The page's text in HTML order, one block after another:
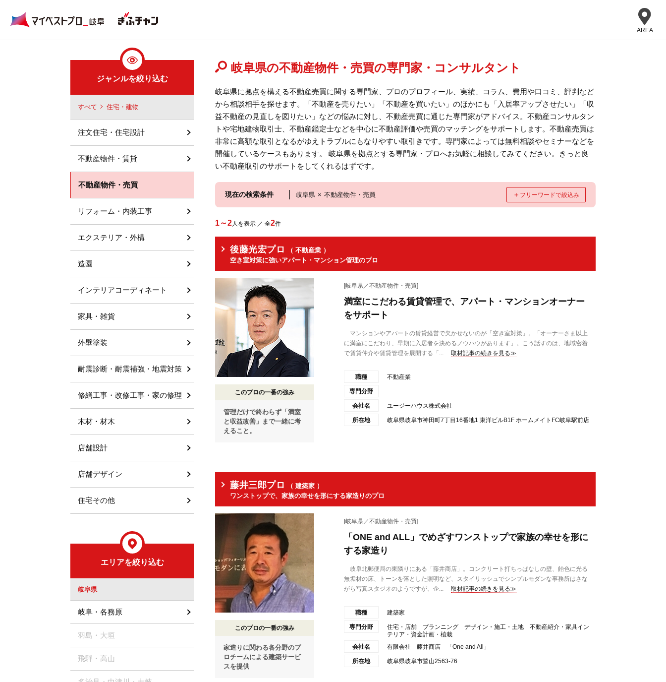
AREA
岐阜県の不動産物件・売買の専門家・コンサルタント
岐阜県に拠点を構える不動産売買に関する専門家、プロのプロフィール、実績、コラム、費用や口コミ、評判など
から相談相手を探せます。「不動産を売りたい」「不動産を買いたい」のほかにも「入居率アップさせたい」「収
益不動産の見直しを図りたい」などの悩みに対し、不動産売買に通じた専門家がアドバイス。不動産コンサルタン
トや宅地建物取引士、不動産鑑定士などを中心に不動産評価や売買のマッチングをサポートします。不動産売買は
非常に高額な取引となるがゆえトラブルにもなりやすい取引きです。専門家によっては無料相談やセミナーなどを
開催しているケースもあります。 岐阜県を拠点とする専門家・プロへお気軽に相談してみてください。きっと良
い不動産取引のサポートをしてくれるはずです。
現在の検索条件 岐阜県 × 不動産物件・売買 ＋ フリーワードで絞込み
1～2人を表示 ／ 全2件
後藤光宏プロ
（ 不動産業 ）
空き室対策に強いアパート・マンション管理のプロ
このプロの一番の強み
管理だけで終わらず「満室
と収益改善」まで一緒に考
えること。
[岐阜県／不動産物件・売買]
満室にこだわる賃貸管理で、アパート・マンションオーナー
をサポート
マンションやアパートの賃貸経営で欠かせないのが「空き室対策」。「オーナーさま以上
に満室にこだわり、早期に入居者を決めるノウハウがあります」。こう話すのは、地域密着
で賃貸仲介や賃貸管理を展開する「...
取材記事の続きを見る≫
職種 不動産業
専門分野
会社名 ユージーハウス株式会社
所在地 岐阜県岐阜市神田町7丁目16番地1 東洋ビルB1F ホームメイトFC岐阜駅前店
藤井三郎プロ
（ 建築家 ）
ワンストップで、家族の幸せを形にする家造りのプロ
このプロの一番の強み
家造りに関わる各分野のプ
ロチームによる建築サービ
スを提供
[岐阜県／不動産物件・売買]
「ONE and ALL」でめざすワンストップで家族の幸せを形に
する家造り
岐阜北郵便局の東隣りにある「藤井商店」。コンクリート打ちっぱなしの壁、飴色に光る
無垢材の床、トーンを落とした照明など、スタイリッシュでシンプルモダンな事務所はさな
がら写真スタジオのようですが、企...
取材記事の続きを見る≫
職種 建築家
専門分野
住宅・店舗 プランニング デザイン・施工・土地 不動産紹介・家具イン
テリア・資金計画・植栽
会社名
有限会社 藤井商店 「One and All」
所在地 岐阜県岐阜市鷺山2563-76
ジャンルを絞り込む
すべて 住宅・建物
注文住宅・住宅設計
不動産物件・賃貸
不動産物件・売買
リフォーム・内装工事
エクステリア・外構
造園
インテリアコーディネート
家具・雑貨
外壁塗装
耐震診断・耐震補強・地震対策
修繕工事・改修工事・家の修理
木材・材木
店舗設計
店舗デザイン
住宅その他
エリアを絞り込む
岐阜県
岐阜・各務原
羽島・大垣
飛騨・高山